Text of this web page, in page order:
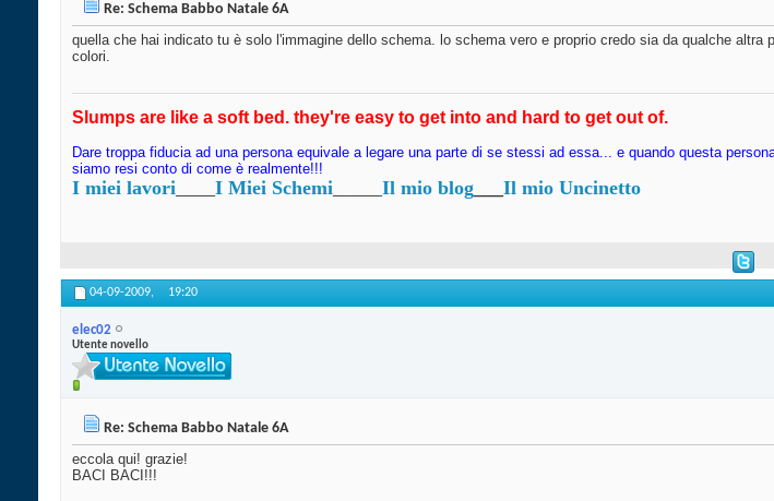
Re: Schema Babbo Natale 6A
quella che hai indicato tu è solo l'immagine dello schema. lo schema vero e proprio credo sia da qualche
colori.
Slumps are like a soft bed. they're easy to get into and hard to get out of.
Dare troppa fiducia ad una persona equivale a legare una parte di se stessi ad essa... e quando questa
siamo resi conto di come è realmente!!!
I miei lavori I Miei Schemi Il mio blog Il mio Uncinetto
04-09-2009, 19:20
elec02
Utente novello
Re: Schema Babbo Natale 6A
eccola qui! grazie!
BACI BACI!!!